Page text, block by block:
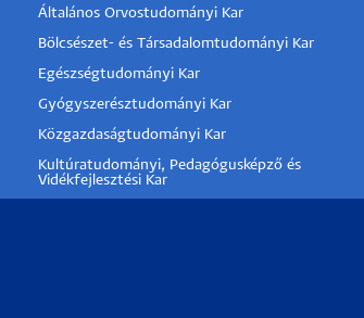
Általános Orvostudományi Kar
Bölcsészet- és Társadalomtudományi Kar
Egészségtudományi Kar
Gyógyszerésztudományi Kar
Közgazdaságtudományi Kar
Kultúratudományi, Pedagógusképző és
Vidékfejlesztési Kar